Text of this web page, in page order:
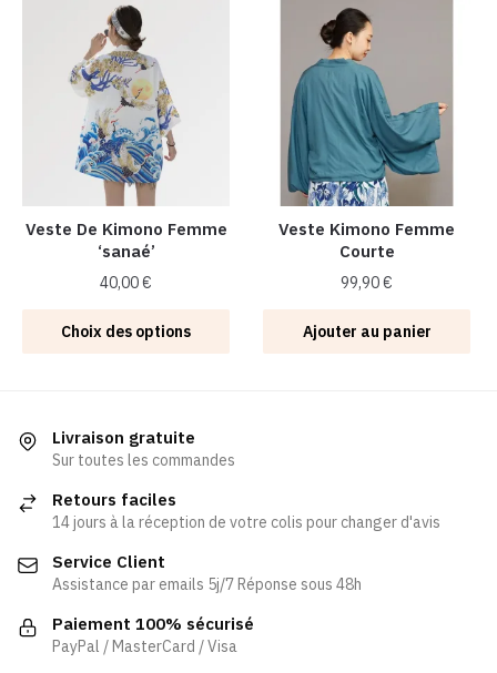
plusieurs
variations.
Les
options
peuvent
être
choisies
sur
la
page
du
produit
Veste De Kimono Femme
‘sanaé’
40,00€
Choix des options
Ce
produit
variations.
Les
peuvent
choisies
sur
la
page
Veste Kimono Femme
Courte
99,90€
Ajouter au panier
Livraison gratuite
Sur toutes les commandes
Retours faciles
14 jours à la réception de votre colis pour changer d'avis
Service Client
Assistance par emails 5j/7 Réponse sous 48h
Paiement 100% sécurisé
PayPal / MasterCard / Visa